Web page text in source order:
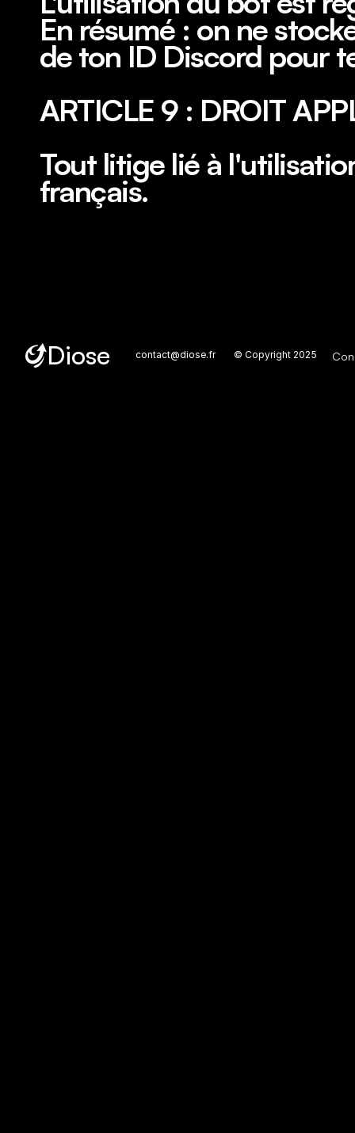
En résumé : on ne
de ton ID Discord pour
ARTICLE 9 : DROIT
Tout litige lié à
français.
Diose contact@diose.fr © Copyright 2025